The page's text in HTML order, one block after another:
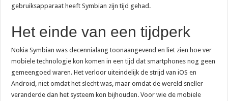
gebruiksapparaat heeft Symbian zijn tijd gehad.
Het einde van een tijdperk
Nokia Symbian was decennialang toonaangevend en liet zien hoe ver
mobiele technologie kon komen in een tijd dat smartphones nog geen
gemeengoed waren. Het verloor uiteindelijk de strijd van iOS en
Android, niet omdat het slecht was, maar omdat de wereld sneller
veranderde dan het systeem kon bijhouden. Voor wie de mobiele